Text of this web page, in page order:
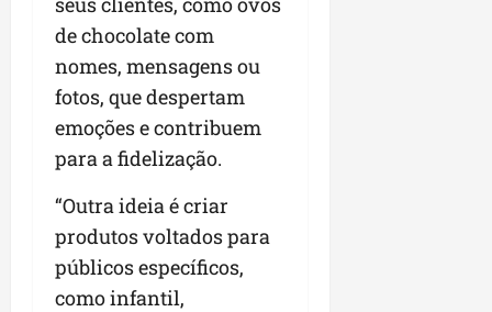
de chocolate com
nomes, mensagens ou
fotos, que despertam
emoções e contribuem
para a fidelização.
“Outra ideia é criar
produtos voltados para
públicos específicos,
como infantil,